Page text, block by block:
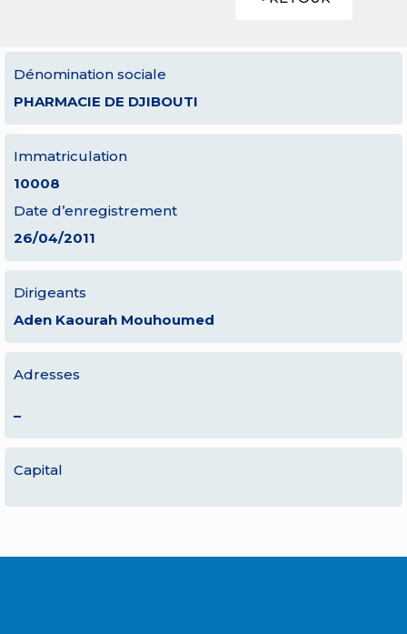
Dénomination sociale
PHARMACIE DE DJIBOUTI
Immatriculation
10008
Date d’enregistrement
26/04/2011
Dirigeants
Aden Kaourah Mouhoumed
Adresses
–
Capital